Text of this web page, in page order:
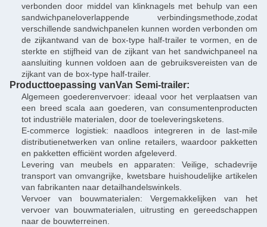
verbonden door middel van klinknagels met behulp van een
sandwichpaneloverlappende verbindingsmethode,zodat
verschillende sandwichpanelen kunnen worden verbonden om
de zijkantwand van de box-type half-trailer te vormen, en de
sterkte en stijfheid van de zijkant van het sandwichpaneel na
aansluiting kunnen voldoen aan de gebruiksvereisten van de
zijkant van de box-type half-trailer.
Producttoepassing vanVan Semi-trailer:
Algemeen goederenvervoer: ideaal voor het verplaatsen van
een breed scala aan goederen, van consumentenproducten
tot industriële materialen, door de toeleveringsketens.
E-commerce logistiek: naadloos integreren in de last-mile
distributienetwerken van online retailers, waardoor pakketten
en pakketten efficiënt worden afgeleverd.
Levering van meubels en apparaten: Veilige, schadevrije
transport van omvangrijke, kwetsbare huishoudelijke artikelen
van fabrikanten naar detailhandelswinkels.
Vervoer van bouwmaterialen: Vergemakkelijken van het
vervoer van bouwmaterialen, uitrusting en gereedschappen
naar de bouwterreinen.